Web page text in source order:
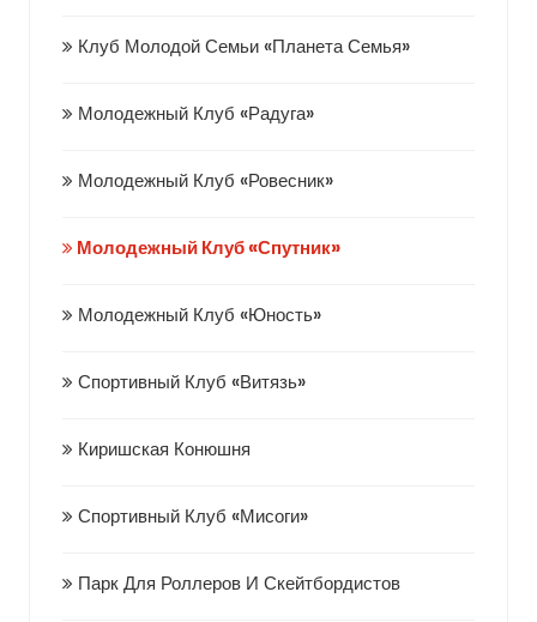
Клуб Молодой Семьи «Планета Семья»
Молодежный Клуб «Радуга»
Молодежный Клуб «Ровесник»
Молодежный Клуб «Спутник»
Молодежный Клуб «Юность»
Спортивный Клуб «Витязь»
Киришская Конюшня
Спортивный Клуб «Мисоги»
Парк Для Роллеров И Скейтбордистов